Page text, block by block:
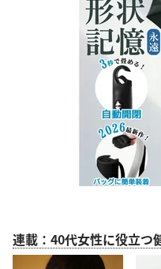
連載：40代女性に役立つ